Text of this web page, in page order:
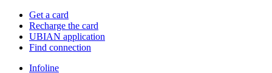
Get a card
Recharge the card
UBIAN application
Find connection
Infoline